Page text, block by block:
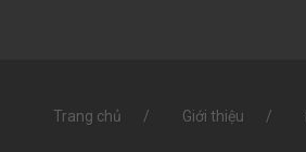
Trang chủ Giới thiệu